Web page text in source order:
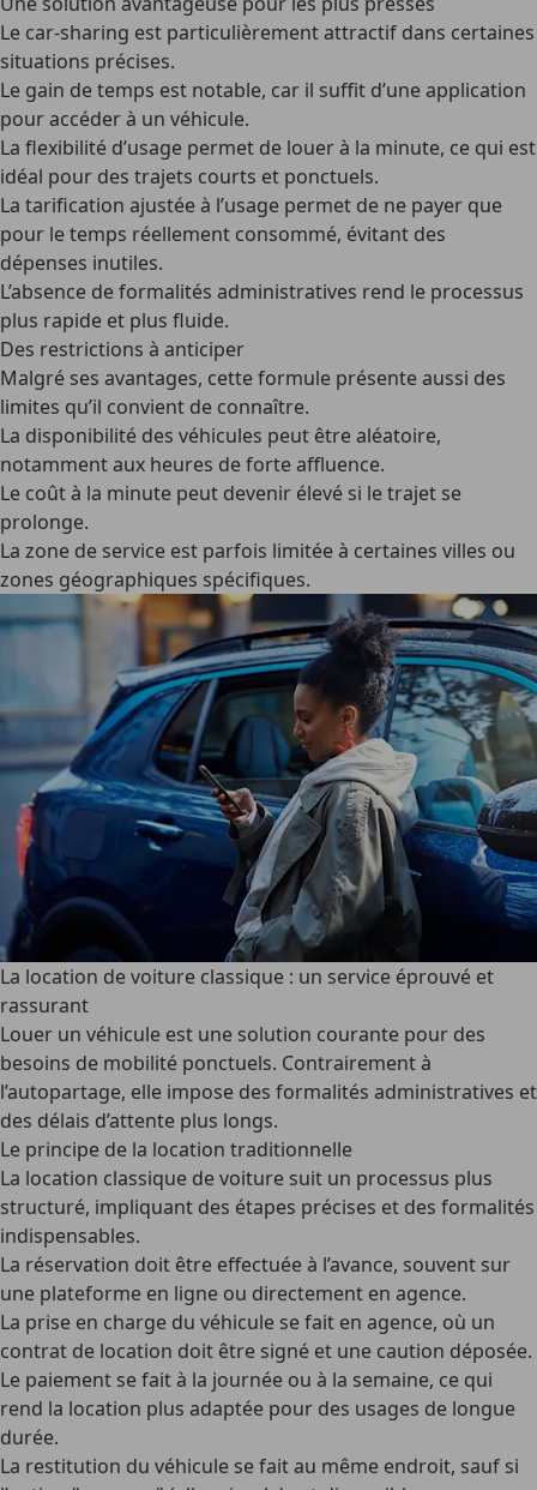
Le car-sharing est particulièrement attractif dans certaines
situations précises.
Le gain de temps est notable, car il suffit d’une application
pour accéder à un véhicule.
La flexibilité d’usage permet de louer à la minute, ce qui est
idéal pour des trajets courts et ponctuels.
La tarification ajustée à l’usage permet de ne payer que
pour le temps réellement consommé, évitant des
dépenses inutiles.
L’absence de formalités administratives rend le processus
plus rapide et plus fluide.
Des restrictions à anticiper
Malgré ses avantages, cette formule présente aussi des
limites qu’il convient de connaître.
La disponibilité des véhicules peut être aléatoire,
notamment aux heures de forte affluence.
Le coût à la minute peut devenir élevé si le trajet se
prolonge.
La zone de service est parfois limitéeà certaines villes ou
zones géographiques spécifiques.
La location de voiture classique : un service éprouvé et
rassurant
Louer un véhicule est une solution courante pour des
besoins de mobilité ponctuels. Contrairement à
l’autopartage, elle impose des formalités administratives et
des délais d’attente plus longs.
Le principe de la location traditionnelle
La location classique de voiture suit un processus plus
structuré, impliquant des étapes précises et des formalités
indispensables.
La réservation doit être effectuée à l’avance, souvent sur
une plateforme en ligne ou directement en agence.
La prise en charge du véhicule se fait en agence, où un
contrat de location doit être signé et une caution déposée.
Le paiement se fait à la journée ou à la semaine, ce qui
rend la location plus adaptée pour des usages de longue
durée.
La restitution du véhicule se fait au même endroit, sauf si